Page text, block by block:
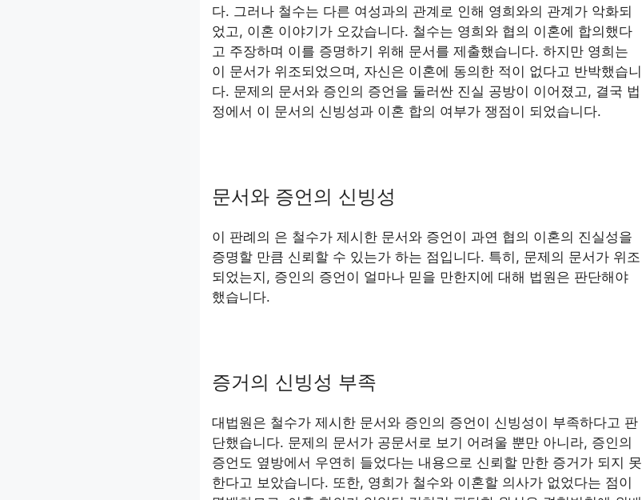
다. 그러나 철수는 다른 여성과의 관계로 인해 영희와의 관계가 악화되
었고, 이혼 이야기가 오갔습니다. 철수는 영희와 협의 이혼에 합의했다
고 주장하며 이를 증명하기 위해 문서를 제출했습니다. 하지만 영희는
이 문서가 위조되었으며, 자신은 이혼에 동의한 적이 없다고 반박했습니
다. 문제의 문서와 증인의 증언을 둘러싼 진실 공방이 이어졌고, 결국 법
정에서 이 문서의 신빙성과 이혼 합의 여부가 쟁점이 되었습니다.
문서와 증언의 신빙성
이 판례의 은 철수가 제시한 문서와 증언이 과연 협의 이혼의 진실성을
증명할 만큼 신뢰할 수 있는가 하는 점입니다. 특히, 문제의 문서가 위조
되었는지, 증인의 증언이 얼마나 믿을 만한지에 대해 법원은 판단해야
했습니다.
증거의 신빙성 부족
대법원은 철수가 제시한 문서와 증인의 증언이 신빙성이 부족하다고 판
단했습니다. 문제의 문서가 공문서로 보기 어려울 뿐만 아니라, 증인의
증언도 옆방에서 우연히 들었다는 내용으로 신뢰할 만한 증거가 되지 못
한다고 보았습니다. 또한, 영희가 철수와 이혼할 의사가 없었다는 점이